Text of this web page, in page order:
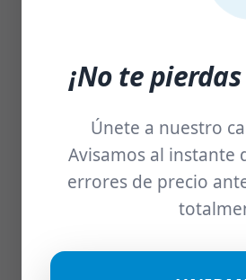
¡No te
Únete a nuestro
Avisamos al instante
errores de precio